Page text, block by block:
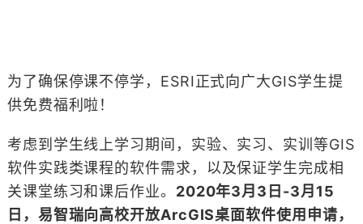
为了确保停课不停学，ESRI正式向广大GIS学生提
供免费福利啦！
考虑到学生线上学习期间，实验、实习、实训等GIS
软件实践类课程的软件需求，以及保证学生完成相
关课堂练习和课后作业。 2020年3月3日-3月15
日，易智瑞向高校开放ArcGIS桌面软件使用申请，